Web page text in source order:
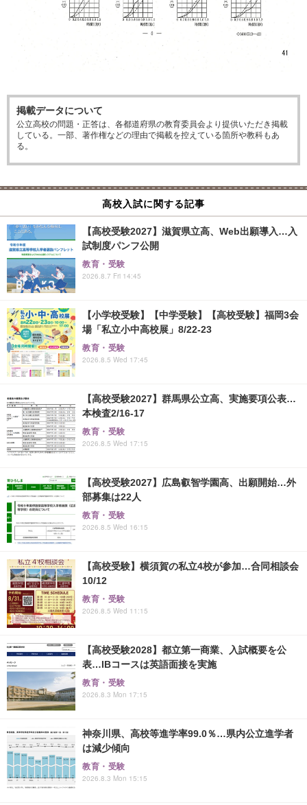
掲載データについて
公立高校の問題・正答は、各都道府県の教育委員会より提供いただき掲載
している。一部、著作権などの理由で掲載を控えている箇所や教科もあ
る。
高校入試に関する記事
【高校受験2027】滋賀県立高、Web出願導入…入
試制度パンフ公開
教育・受験
2026.8.7 Fri 14:45
【小学校受験】【中学受験】【高校受験】福岡3会
場「私立小中高校展」8/22-23
教育・受験
2026.8.5 Wed 17:45
【高校受験2027】群馬県公立高、実施要項公表…
本検査2/16-17
教育・受験
2026.8.5 Wed 17:15
【高校受験2027】広島叡智学園高、出願開始…外
部募集は22人
教育・受験
2026.8.5 Wed 16:15
【高校受験】横須賀の私立4校が参加…合同相談会
10/12
教育・受験
2026.8.5 Wed 11:15
【高校受験2028】都立第一商業、入試概要を公
表…IBコースは英語面接を実施
教育・受験
2026.8.3 Mon 17:15
神奈川県、高校等進学率99.0％…県内公立進学者
は減少傾向
教育・受験
2026.8.3 Mon 15:15